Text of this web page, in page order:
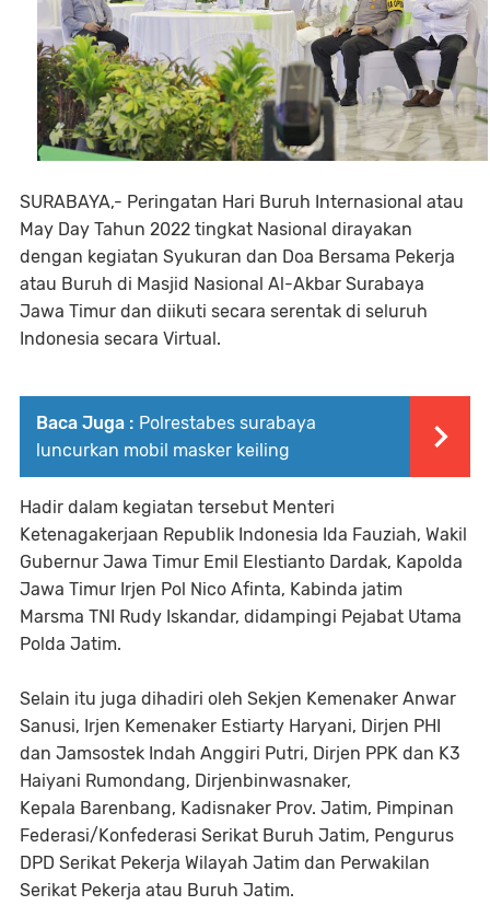
SURABAYA,- Peringatan Hari Buruh Internasional atau
May Day Tahun 2022 tingkat Nasional dirayakan
dengan kegiatan Syukuran dan Doa Bersama Pekerja
atau Buruh di Masjid Nasional Al-Akbar Surabaya
Jawa Timur dan diikuti secara serentak di seluruh
Indonesia secara Virtual.
Baca Juga : Polrestabes surabaya
luncurkan mobil masker keiling
Hadir dalam kegiatan tersebut Menteri
Ketenagakerjaan Republik Indonesia Ida Fauziah, Wakil
Gubernur Jawa Timur Emil Elestianto Dardak, Kapolda
Jawa Timur Irjen Pol Nico Afinta, Kabinda jatim
Marsma TNI Rudy Iskandar, didampingi Pejabat Utama
Polda Jatim.
Selain itu juga dihadiri oleh Sekjen Kemenaker Anwar
Sanusi, Irjen Kemenaker Estiarty Haryani, Dirjen PHI
dan Jamsostek Indah Anggiri Putri, Dirjen PPK dan K3
Haiyani Rumondang, Dirjenbinwasnaker,
Kepala Barenbang, Kadisnaker Prov. Jatim, Pimpinan
Federasi/Konfederasi Serikat Buruh Jatim, Pengurus
DPD Serikat Pekerja Wilayah Jatim dan Perwakilan
Serikat Pekerja atau Buruh Jatim.